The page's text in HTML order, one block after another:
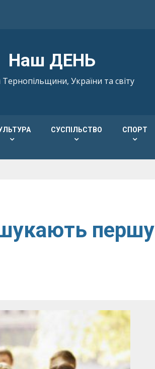
Наш ДЕНЬ
України та світу
СУСПІЛЬСТВО СПОРТ
першу